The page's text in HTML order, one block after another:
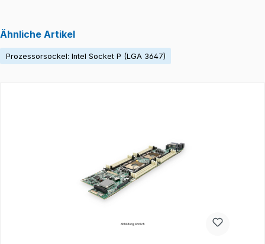
Ähnliche Artikel
Prozessorsockel: Intel Socket P (LGA 3647)